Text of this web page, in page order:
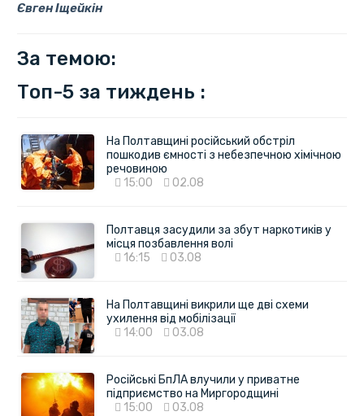
Євген Іщейкін
За темою:
Топ-5 за тиждень :
На Полтавщині російський обстріл
пошкодив ємності з небезпечною хімічною
речовиною
15:00
02.08
Полтавця засудили за збут наркотиків у
місця позбавлення волі
16:15
03.08
На Полтавщині викрили ще дві схеми
ухилення від мобілізації
14:00
03.08
Російські БпЛА влучили у приватне
підприємство на Миргородщині
15:00
03.08